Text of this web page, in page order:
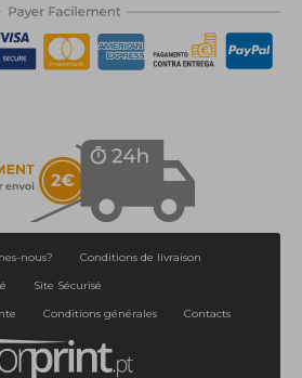
nous?
Conditions de livraison
Site Sécurisé
Conditions générales Contacts